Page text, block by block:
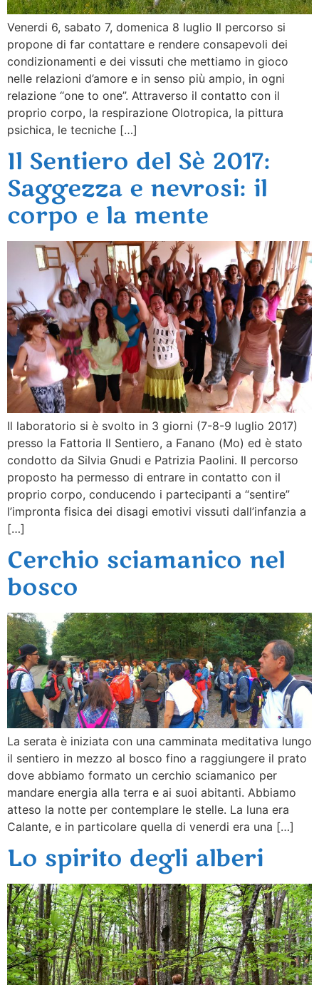
Venerdi 6, sabato 7, domenica 8 luglio Il percorso si
propone di far contattare e rendere consapevoli dei
condizionamenti e dei vissuti che mettiamo in gioco
nelle relazioni d’amore e in senso più ampio, in ogni
relazione “one to one”. Attraverso il contatto con il
proprio corpo, la respirazione Olotropica, la pittura
psichica, le tecniche […]
Il Sentiero del Sè 2017:
Saggezza e nevrosi: il
corpo e la mente
Il laboratorio si è svolto in 3 giorni (7-8-9 luglio 2017)
presso la Fattoria Il Sentiero, a Fanano (Mo) ed è stato
condotto da Silvia Gnudi e Patrizia Paolini. Il percorso
proposto ha permesso di entrare in contatto con il
proprio corpo, conducendo i partecipanti a “sentire”
l’impronta fisica dei disagi emotivi vissuti dall’infanzia a
[…]
Cerchio sciamanico nel
bosco
La serata è iniziata con una camminata meditativa lungo
il sentiero in mezzo al bosco fino a raggiungere il prato
dove abbiamo formato un cerchio sciamanico per
mandare energia alla terra e ai suoi abitanti. Abbiamo
atteso la notte per contemplare le stelle. La luna era
Calante, e in particolare quella di venerdi era una […]
Lo spirito degli alberi